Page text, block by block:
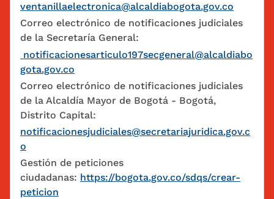
ventanillaelectronica@alcaldiabogota.gov.co
Correo electrónico de notificaciones judiciales
de la Secretaría General:
notificacionesarticulo197secgeneral@alcaldiabo
gota.gov.co
Correo electrónico de notificaciones judiciales
de la Alcaldía Mayor de Bogotá - Bogotá,
Distrito Capital:
notificacionesjudiciales@secretariajuridica.gov.c
o
Gestión de peticiones
ciudadanas: https://bogota.gov.co/sdqs/crear-
peticion